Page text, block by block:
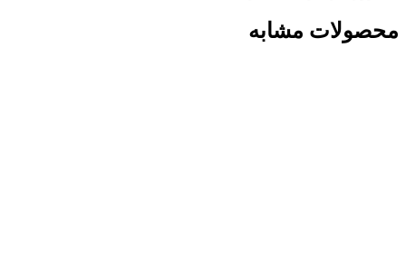
محصولات مشابه